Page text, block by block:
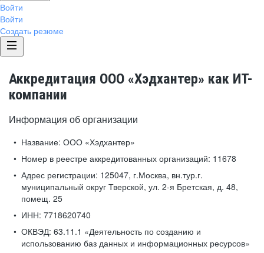
Войти
Войти
Создать резюме
Аккредитация ООО «Хэдхантер» как ИТ-
компании
Информация об организации
Название: ООО «Хэдхантер»
Номер в реестре аккредитованных организаций: 11678
Адрес регистрации: 125047, г.Москва, вн.тур.г.
муниципальный округ Тверской, ул. 2-я Бретская, д. 48,
помещ. 25
ИНН: 7718620740
ОКВЭД: 63.11.1 «Деятельность по созданию и
использованию баз данных и информационных ресурсов»